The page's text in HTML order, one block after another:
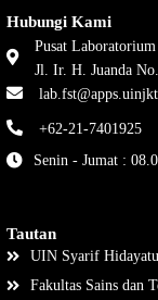
Hubungi Kami
Pusat
Jl. Ir. H. Juanda
+62-21-7401925
Senin - Jumat :
Tautan
UIN Syarif
Fakultas Sains dan